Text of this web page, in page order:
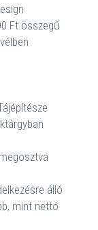
Ft összegű
álló
mint nettó